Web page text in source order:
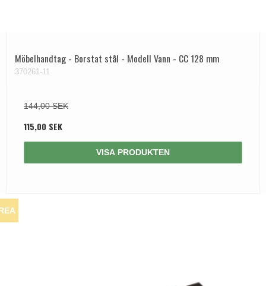
Möbelhandtag - Borstat stål - Modell Vann - CC 128 mm
370261-11
144,00 SEK
115,00 SEK
VISA PRODUKTEN